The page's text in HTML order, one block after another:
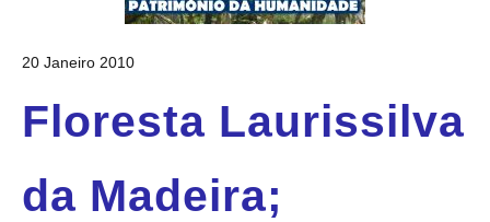
20 Janeiro 2010
Floresta Laurissilva
da Madeira;